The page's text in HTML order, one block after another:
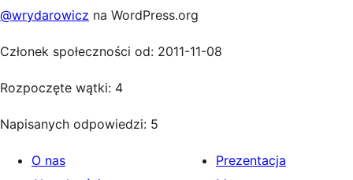
@wrydarowicz na WordPress.org
Członek społeczności od: 2011-11-08
Rozpoczęte wątki: 4
Napisanych odpowiedzi: 5
O nas
Prezentacja